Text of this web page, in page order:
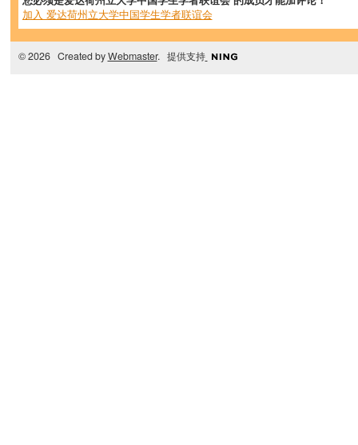
加入 爱达荷州立大学中国学生学者联谊会
© 2026 Created byWebmaster. 提供支持